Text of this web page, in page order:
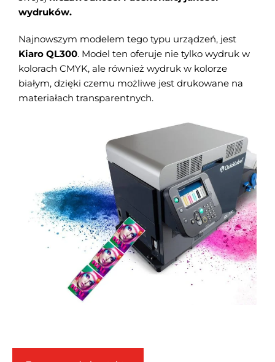
wydruków.
Najnowszym modelem tego typu urządzeń, jest
Kiaro QL300. Model ten oferuje nie tylko wydruk w
kolorach CMYK, ale również wydruk w kolorze
białym, dzięki czemu możliwe jest drukowane na
materiałach transparentnych.